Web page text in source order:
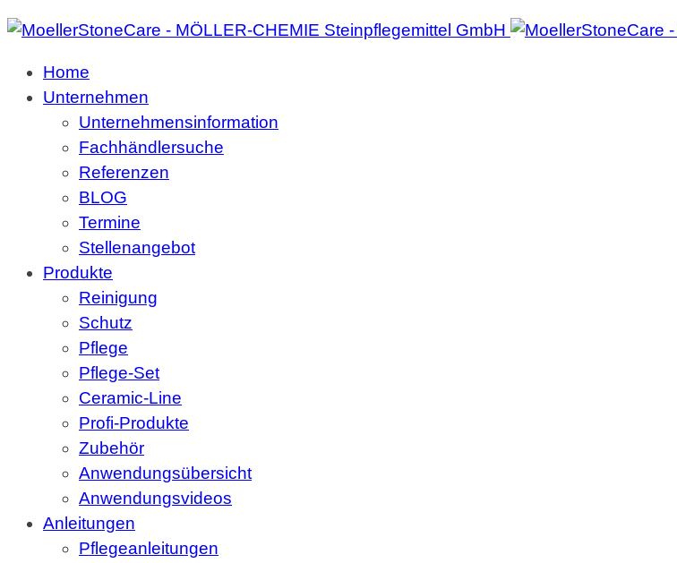
Home
Unternehmen
Unternehmensinformation
Fachhändlersuche
Referenzen
BLOG
Termine
Stellenangebot
Produkte
Reinigung
Schutz
Pflege
Pflege-Set
Ceramic-Line
Profi-Produkte
Zubehör
Anwendungsübersicht
Anwendungsvideos
Anleitungen
Pflegeanleitungen